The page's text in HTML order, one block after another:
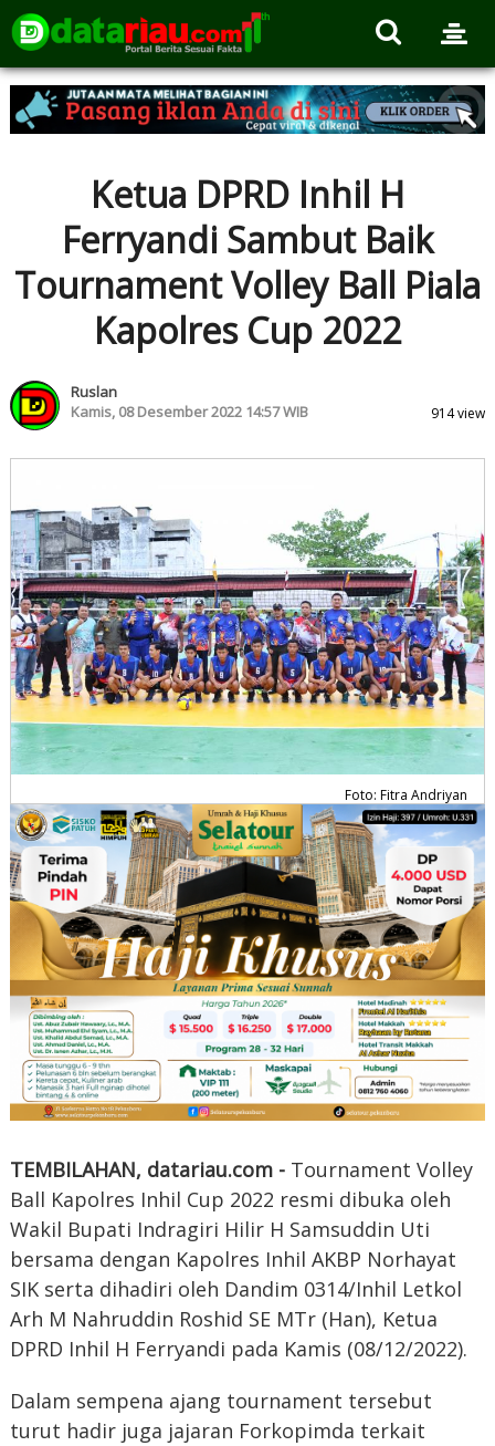
Ketua DPRD Inhil H
Ferryandi Sambut Baik
Tournament Volley Ball Piala
Kapolres Cup 2022
Ruslan
Kamis, 08 Desember 2022 14:57 WIB
914 view
Foto: Fitra Andriyan
TEMBILAHAN, datariau.com -Tournament Volley
Ball Kapolres Inhil Cup 2022 resmi dibuka oleh
Wakil Bupati Indragiri Hilir H Samsuddin Uti
bersama dengan Kapolres Inhil AKBP Norhayat
SIK serta dihadiri oleh Dandim 0314/Inhil Letkol
Arh M Nahruddin Roshid SE MTr (Han), Ketua
DPRD Inhil H Ferryandi pada Kamis (08/12/2022).
Dalam sempena ajang tournament tersebut
turut hadir juga jajaran Forkopimda terkait